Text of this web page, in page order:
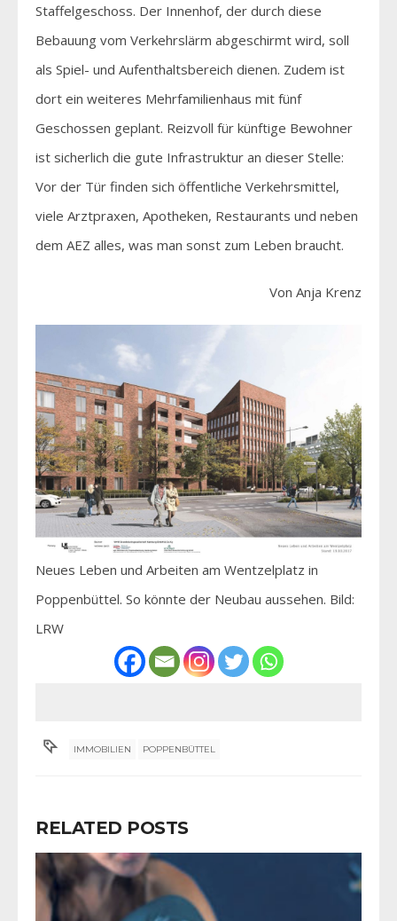
Staffelgeschoss. Der Innenhof, der durch diese
Bebauung vom Verkehrslärm abgeschirmt wird, soll
als Spiel- und Aufenthaltsbereich dienen. Zudem ist
dort ein weiteres Mehrfamilienhaus mit fünf
Geschossen geplant. Reizvoll für künftige Bewohner
ist sicherlich die gute Infrastruktur an dieser Stelle:
Vor der Tür finden sich öffentliche Verkehrsmittel,
viele Arztpraxen, Apotheken, Restaurants und neben
dem AEZ alles, was man sonst zum Leben braucht.
Von Anja Krenz
Neues Leben und Arbeiten am Wentzelplatz in
Poppenbüttel. So könnte der Neubau aussehen. Bild:
LRW
IMMOBILIEN POPPENBÜTTEL
RELATED POSTS